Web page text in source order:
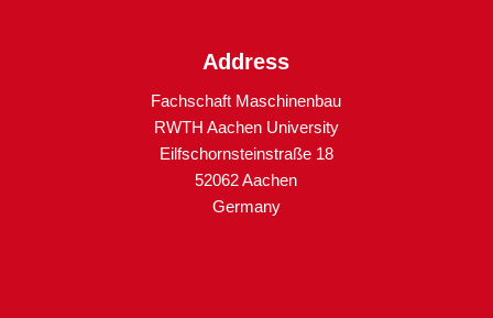
Address
Fachschaft Maschinenbau
RWTH Aachen University
Eilfschornsteinstraße 18
52062 Aachen
Germany